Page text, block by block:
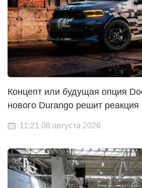
Концепт или будущая опция
нового Durango решит реакция
11:21 08 августа 2026